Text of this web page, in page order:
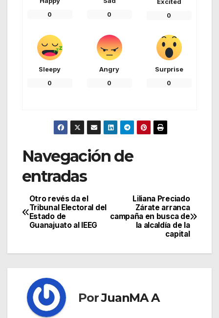
0 0 0
Sleepy
0
Angry
0
Surprise
0
Navegación de
entradas
Liliana Preciado
Zárate arranca
campaña en busca de
la alcaldía de la
capital
Otro revés da el
Tribunal Electoral del
Estado de
Guanajuato al IEEG
PorJuanMA A